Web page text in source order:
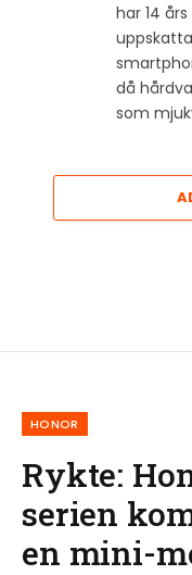
har 14
då
som
HONOR
Rykte:
serien
en mini-